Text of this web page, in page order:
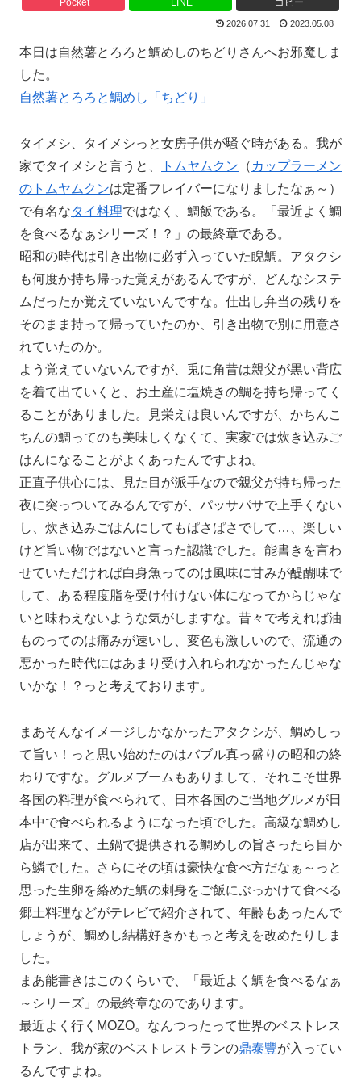
2026.07.31 2023.05.08
本日は自然薯とろろと鯛めしのちどりさんへお邪魔しま
した。
自然薯とろろと鯛めし「ちどり」
タイメシ、タイメシっと女房子供が騒ぐ時がある。我が
家でタイメシと言うと、
トムヤムクン （ カップラーメン
のトムヤムクンは定番フレイバーになりましたなぁ～）
で有名なタイ料理ではなく、鯛飯である。「最近よく鯛
を食べるなぁシリーズ！？」の最終章である。
昭和の時代は引き出物に必ず入っていた睨鯛。アタクシ
も何度か持ち帰った覚えがあるんですが、どんなシステ
ムだったか覚えていないんですな。仕出し弁当の残りを
そのまま持って帰っていたのか、引き出物で別に用意さ
れていたのか。
よう覚えていないんですが、兎に角昔は親父が黒い背広
を着て出ていくと、お土産に塩焼きの鯛を持ち帰ってく
ることがありました。見栄えは良いんですが、かちんこ
ちんの鯛ってのも美味しくなくて、実家では炊き込みご
はんになることがよくあったんですよね。
正直子供心には、見た目が派手なので親父が持ち帰った
夜に突っついてみるんですが、パッサパサで上手くない
し、炊き込みごはんにしてもぱさぱさでして…、楽しい
けど旨い物ではないと言った認識でした。能書きを言わ
せていただければ白身魚ってのは風味に甘みが醍醐味で
して、ある程度脂を受け付けない体になってからじゃな
いと味わえないような気がしますな。昔々で考えれば油
ものってのは痛みが速いし、変色も激しいので、流通の
悪かった時代にはあまり受け入れられなかったんじゃな
いかな！？っと考えております。
まあそんなイメージしかなかったアタクシが、鯛めしっ
て旨い！っと思い始めたのはバブル真っ盛りの昭和の終
わりですな。グルメブームもありまして、それこそ世界
各国の料理が食べられて、日本各国のご当地グルメが日
本中で食べられるようになった頃でした。高級な鯛めし
店が出来て、土鍋で提供される鯛めしの旨さったら目か
ら鱗でした。さらにその頃は豪快な食べ方だなぁ～っと
思った生卵を絡めた鯛の刺身をご飯にぶっかけて食べる
郷土料理などがテレビで紹介されて、年齢もあったんで
しょうが、鯛めし結構好きかもっと考えを改めたりしま
した。
まあ能書きはこのくらいで、「最近よく鯛を食べるなぁ
～シリーズ」の最終章なのであります。
最近よく行くMOZO。なんつったって世界のベストレス
トラン、我が家のベストレストランの鼎泰豐が入ってい
るんですよね。